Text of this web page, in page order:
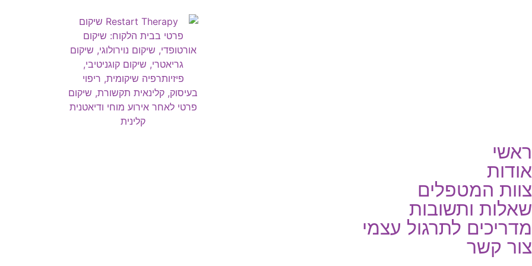
ראשי
אודות
צוות המטפלים
שאלות ותשובות
מדריכים לתרגול עצמי
צור קשר